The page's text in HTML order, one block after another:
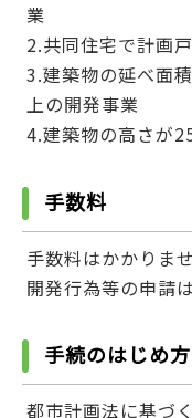
業
2.共同住宅で計画
3.建築物の延べ面
上の開発事業
4.建築物の高さが
手数料
手数料はかかりま
開発行為等の申請は
手続のはじめ方
都市計画法に基づ